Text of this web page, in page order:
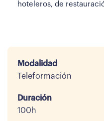
hoteleros, de
Modalidad
Teleformación
Duración
100h